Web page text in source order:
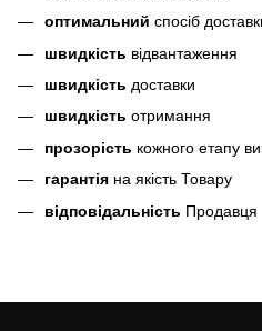
оптимальний спосіб
швидкість відвантаження
швидкість доставки
швидкість отримання
прозорість кожного етапу
гарантія на якість Товару
відповідальність Продавця